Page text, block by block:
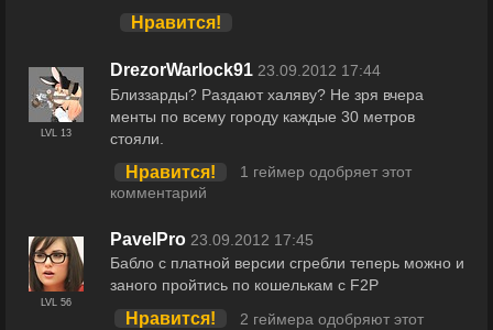
Нравится!
LVL 13
DrezorWarlock91 23.09.2012 17:44
Близзарды? Раздают халяву? Не зря вчера
менты по всему городу каждые 30 метров
стояли.
Нравится!
1 геймер одобряет этот
комментарий
LVL 56
PavelPro 23.09.2012 17:45
Бабло с платной версии сгребли теперь можно и
заного пройтись по кошелькам с F2P
Нравится!
2 геймера одобряют этот